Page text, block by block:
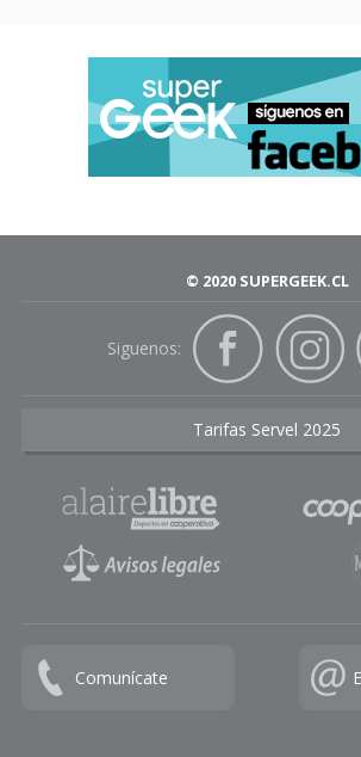
© 2020 SUPERGEEK.CL
Siguenos:
Tarifas Servel 2025
Comunícate